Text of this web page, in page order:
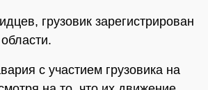
грузовик зарегистрирован
с участием грузовика на